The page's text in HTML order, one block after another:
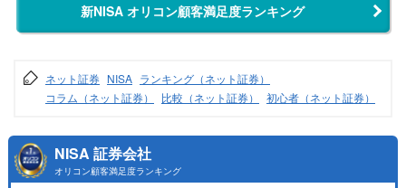
新NISA オリコン顧客満足度ランキング
ネット証券 NISA ランキング（ネット証券）
コラム（ネット証券）
比較（ネット証券） 初心者（ネット証券）
NISA 証券会社
オリコン顧客満足度ランキング